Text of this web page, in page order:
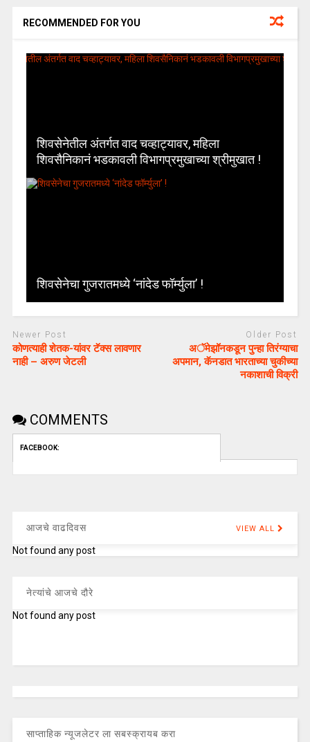
RECOMMENDED FOR YOU
शिवसेनेतील अंतर्गत वाद चव्हाट्यावर, महिला
शिवसैनिकानं भडकावली विभागप्रमुखाच्या श्रीमुखात !
शिवसेनेचा गुजरातमध्ये ‘नांदेड फॉर्म्युला’ !
Newer Post
कोणत्याही शेतक-यांवर टॅक्स लावणार
नाही – अरुण जेटली
Older Post
अॅमेझॉनकडून पुन्हा तिरंग्याचा
अपमान, कॅनडात भारताच्या चुकीच्या
नकाशाची विक्री
COMMENTS
FACEBOOK:
आजचे वाढदिवस VIEW ALL
Not found any post
नेत्यांचे आजचे दौरे
Not found any post
साप्ताहिक न्यूजलेटर ला सबस्क्रायब करा